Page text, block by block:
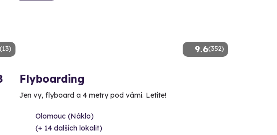
(13) 9.6(352)
Flyboarding
Jen vy, flyboard a 4 metry pod vámi. Letíte!
Olomouc (Náklo)
(+ 14 dalších lokalit)